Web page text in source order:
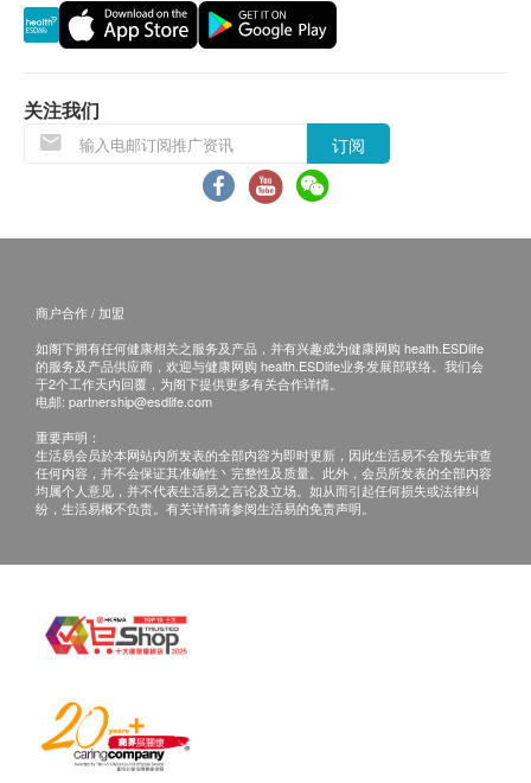
关注我们
订阅
商户合作 / 加盟
如阁下拥有任何健康相关之服务及产品，并有兴趣成为健康网购 health.ESDlife
的服务及产品供应商，欢迎与健康网购 health.ESDlife业务发展部联络。我们会
于2个工作天内回覆，为阁下提供更多有关合作详情。
电邮: partnership@esdlife.com
重要声明：
生活易会员於本网站内所发表的全部内容为即时更新，因此生活易不会预先审查
任何内容，并不会保证其准确性丶完整性及质量。此外，会员所发表的全部内容
均属个人意见，并不代表生活易之言论及立场。如从而引起任何损失或法律纠
纷，生活易概不负责。有关详情请参阅生活易的免责声明。